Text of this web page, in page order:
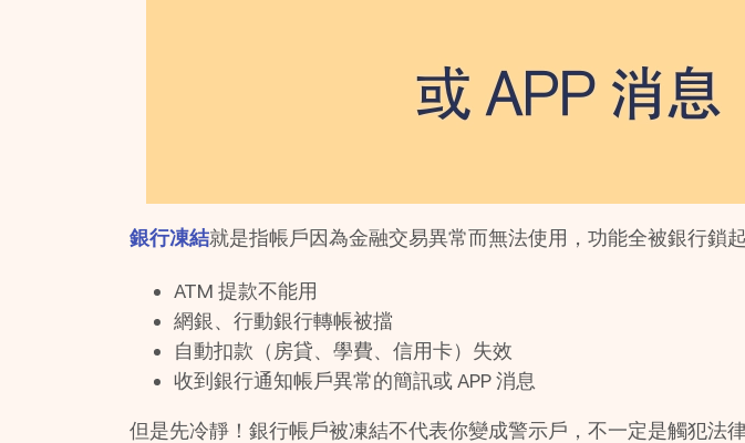
銀行凍結就是指帳戶因為金融交易異常而無法使用，功能全被銀行鎖起
ATM 提款不能用
網銀、行動銀行轉帳被擋
自動扣款（房貸、學費、信用卡）失效
收到銀行通知帳戶異常的簡訊或 APP 消息
但是先冷靜！銀行帳戶被凍結不代表你變成警示戶，不一定是觸犯法